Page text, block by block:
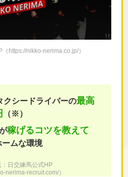
https://nikko-nerima.co.jp/）
クシードライバーの最高
（※）
稼げるコツを教えて
ームな環境
日交練馬公式HP
nerima-recruit.com/）